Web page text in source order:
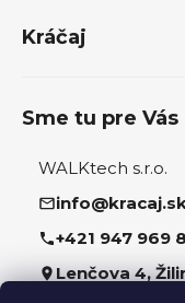
Kráčaj
Sme tu pre Vás
WALKtech s.r.o.
+421 947 969
Lenčova 4,